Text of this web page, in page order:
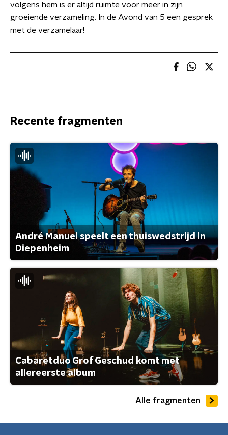
volgens hem is er altijd ruimte voor meer in zijn
groeiende verzameling. In de Avond van 5 een gesprek
met de verzamelaar!
Recente fragmenten
André Manuel speelt een thuiswedstrijd in
Diepenheim
Cabaretduo Grof Geschud komt met
allereerste album
Alle fragmenten